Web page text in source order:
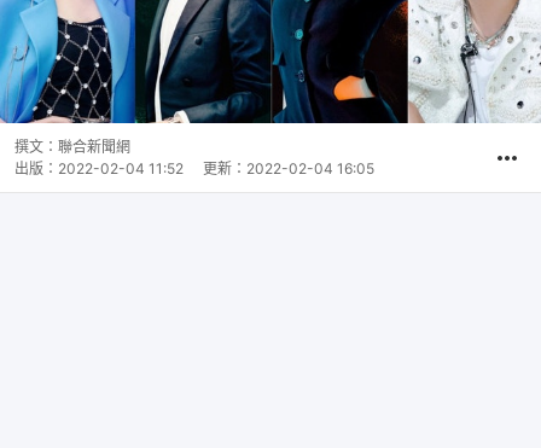
撰文： 聯合新聞網
出版： 2022-02-04 11:52 更新： 2022-02-04 16:05